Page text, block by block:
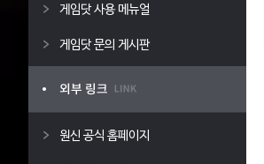
게임닷 사용 메뉴얼
게임닷 문의 게시판
원신 공식 홈페이지